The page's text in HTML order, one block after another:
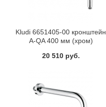
Kludi 6651405-00 кронштейн
A-QA 400 мм (хром)
20 510 руб.